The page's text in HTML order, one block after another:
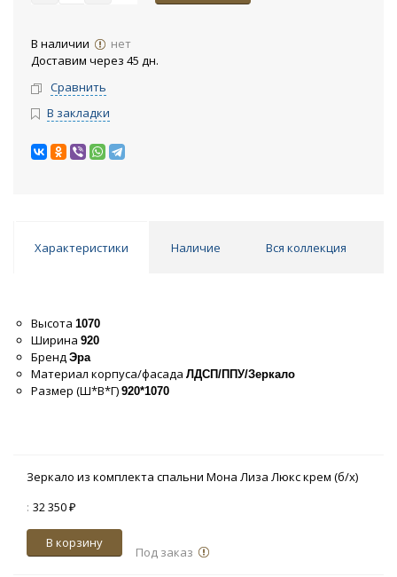
В наличии
нет
Доставим через 45 дн.
Сравнить
В закладки
Характеристики Наличие Вся коллекция
Высота 1070
Ширина 920
Бренд Эра
Материал корпуса/фасада ЛДСП/ППУ/Зеркало
Размер (Ш*В*Г) 920*1070
Зеркало из комплекта спальни Мона Лиза Люкс крем (б/х)
: 32 350 ₽
В корзину
Под заказ